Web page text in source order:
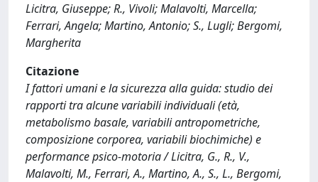
Licitra, Giuseppe; R., Vivoli; Malavolti, Marcella;
Ferrari, Angela; Martino, Antonio; S., Lugli; Bergomi,
Margherita
Citazione
I fattori umani e la sicurezza alla guida: studio dei
rapporti tra alcune variabili individuali (età,
metabolismo basale, variabili antropometriche,
composizione corporea, variabili biochimiche) e
performance psico-motoria / Licitra, G., R., V.,
Malavolti, M., Ferrari, A., Martino, A., S., L., Bergomi,